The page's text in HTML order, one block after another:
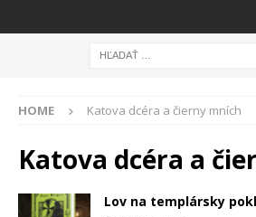
HOME Katova dcéra a čierny mních
Katova dcéra a
Lov na templársky